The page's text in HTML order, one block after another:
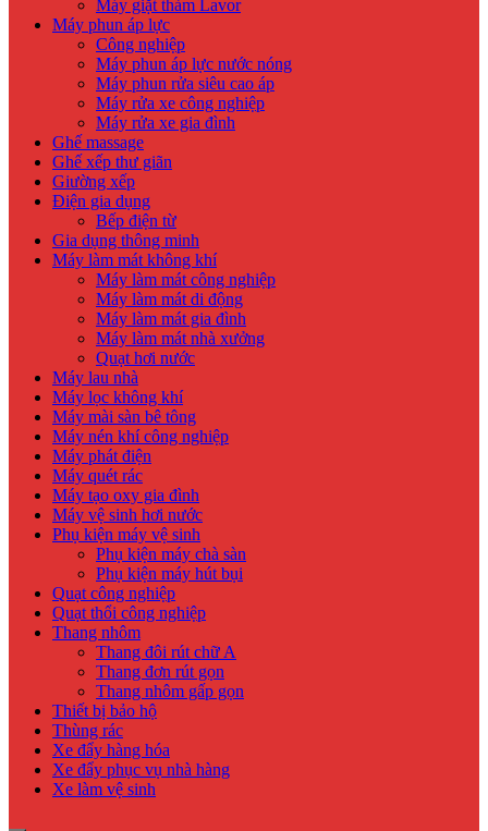
Máy giặt thảm Lavor
Máy phun áp lực
Công nghiệp
Máy phun áp lực nước nóng
Máy phun rửa siêu cao áp
Máy rửa xe công nghiệp
Máy rửa xe gia đình
Ghế massage
Ghế xếp thư giãn
Giường xếp
Điện gia dụng
Bếp điện từ
Gia dụng thông minh
Máy làm mát không khí
Máy làm mát công nghiệp
Máy làm mát di động
Máy làm mát gia đình
Máy làm mát nhà xưởng
Quạt hơi nước
Máy lau nhà
Máy lọc không khí
Máy mài sàn bê tông
Máy nén khí công nghiệp
Máy phát điện
Máy quét rác
Máy tạo oxy gia đình
Máy vệ sinh hơi nước
Phụ kiện máy vệ sinh
Phụ kiện máy chà sàn
Phụ kiện máy hút bụi
Quạt công nghiệp
Quạt thổi công nghiệp
Thang nhôm
Thang đôi rút chữ A
Thang đơn rút gọn
Thang nhôm gấp gọn
Thiết bị bảo hộ
Thùng rác
Xe đẩy hàng hóa
Xe đẩy phục vụ nhà hàng
Xe làm vệ sinh